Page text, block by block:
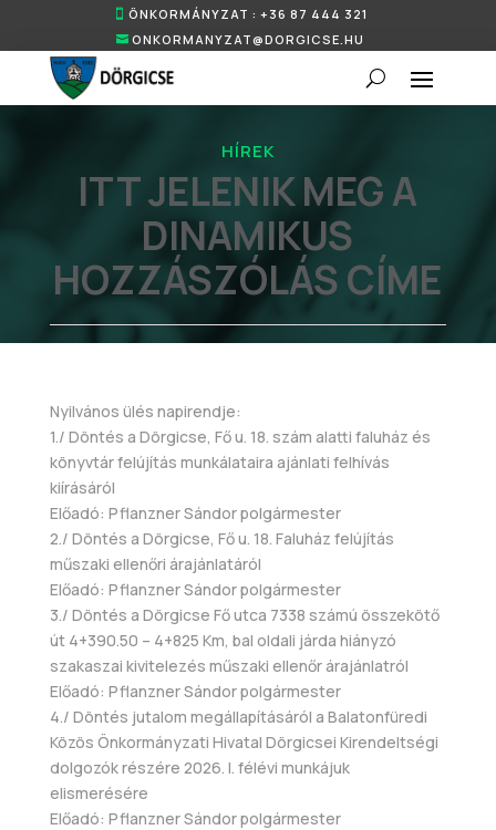
ÖNKORMÁNYZAT : +36 87 444 321
ONKORMANYZAT@DORGICSE.HU
HÍREK
ITT JELENIK MEG A
DINAMIKUS
HOZZÁSZÓLÁS CÍME
Nyilvános ülés napirendje:
1./ Döntés a Dörgicse, Fő u. 18. szám alatti faluház és
könyvtár felújítás munkálataira ajánlati felhívás
kiírásáról
Előadó: Pflanzner Sándor polgármester
2./ Döntés a Dörgicse, Fő u. 18. Faluház felújítás
műszaki ellenőri árajánlatáról
Előadó: Pflanzner Sándor polgármester
3./ Döntés a Dörgicse Fő utca 7338 számú összekötő
út 4+390.50 – 4+825 Km, bal oldali járda hiányzó
szakaszai kivitelezés műszaki ellenőr árajánlatról
Előadó: Pflanzner Sándor polgármester
4./ Döntés jutalom megállapításáról a Balatonfüredi
Közös Önkormányzati Hivatal Dörgicsei Kirendeltségi
dolgozók részére 2026. I. félévi munkájuk
elismerésére
Előadó: Pflanzner Sándor polgármester